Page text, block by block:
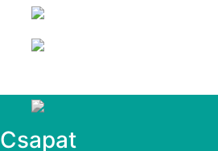
Csapat